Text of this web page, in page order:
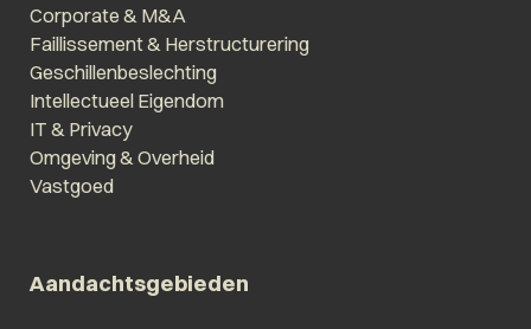
Corporate & M&A
Faillissement & Herstructurering
Geschillenbeslechting
Intellectueel Eigendom
IT & Privacy
Omgeving & Overheid
Vastgoed
Aandachtsgebieden